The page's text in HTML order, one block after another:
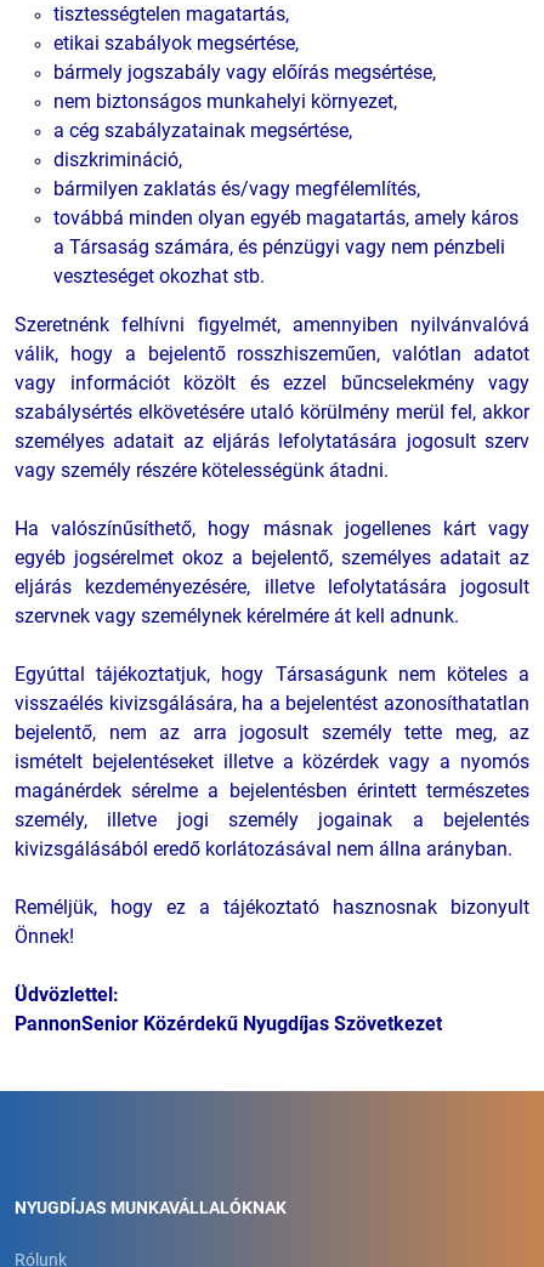
tisztességtelen magatartás,
etikai szabályok megsértése,
bármely jogszabály vagy előírás megsértése,
nem biztonságos munkahelyi környezet,
a cég szabályzatainak megsértése,
diszkrimináció,
bármilyen zaklatás és/vagy megfélemlítés,
továbbá minden olyan egyéb magatartás, amely káros
a Társaság számára, és pénzügyi vagy nem pénzbeli
veszteséget okozhat stb.
Szeretnénk felhívni figyelmét, amennyiben nyilvánvalóvá
válik, hogy a bejelentő rosszhiszeműen, valótlan adatot
vagy információt közölt és ezzel bűncselekmény vagy
szabálysértés elkövetésére utaló körülmény merül fel, akkor
személyes adatait az eljárás lefolytatására jogosult szerv
vagy személy részére kötelességünk átadni.
Ha valószínűsíthető, hogy másnak jogellenes kárt vagy
egyéb jogsérelmet okoz a bejelentő, személyes adatait az
eljárás kezdeményezésére, illetve lefolytatására jogosult
szervnek vagy személynek kérelmére át kell adnunk.
Egyúttal tájékoztatjuk, hogy Társaságunk nem köteles a
visszaélés kivizsgálására, ha a bejelentést azonosíthatatlan
bejelentő, nem az arra jogosult személy tette meg, az
ismételt bejelentéseket illetve a közérdek vagy a nyomós
magánérdek sérelme a bejelentésben érintett természetes
személy, illetve jogi személy jogainak a bejelentés
kivizsgálásából eredő korlátozásával nem állna arányban.
Reméljük, hogy ez a tájékoztató hasznosnak bizonyult
Önnek!
Üdvözlettel:
PannonSenior Közérdekű Nyugdíjas Szövetkezet
NYUGDÍJAS MUNKAVÁLLALÓKNAK
Rólunk